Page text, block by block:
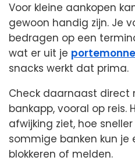
Voor kleine aankopen
gewoon handig zijn. Je
bedragen op een
wat er uit je
snacks werkt dat prima.
Check daarnaast direct
bankapp, vooral op reis.
afwijking ziet, hoe
sommige banken kun
blokkeren of melden.